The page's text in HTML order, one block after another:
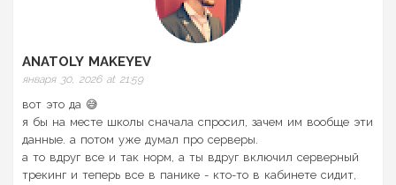
ANATOLY MAKEYEV
января 30, 2026 at 21:59
вот это да 😅
я бы на месте школы сначала спросил, зачем им вообще эти
данные. а потом уже думал про серверы.
а то вдруг все и так норм, а ты вдруг включил серверный
трекинг и теперь все в панике - кто-то в кабинете сидит,